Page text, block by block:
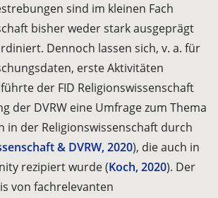
sind im kleinen Fach
bisher weder stark ausgeprägt
Dennoch lassen sich, v. a. für
erste Aktivitäten
der FID Religionswissenschaft
der DVRW eine Umfrage zum Thema
in der Religionswissenschaft durch
& DVRW, 2020), die auch in
rezipiert wurde (Koch, 2020). Der
von fachrelevanten